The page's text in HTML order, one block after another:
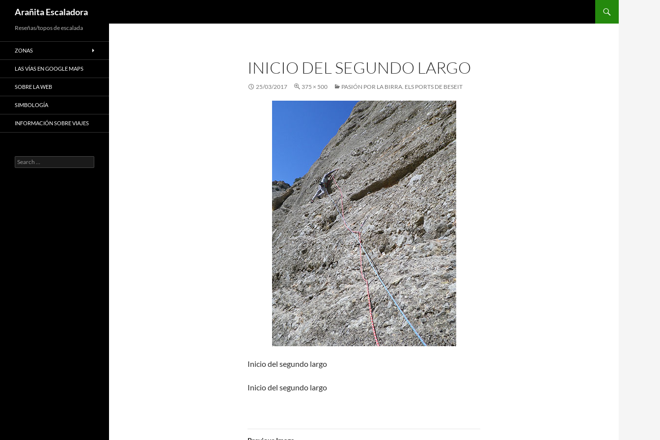
to
content
Arañita Escaladora
INICIO DEL SEGUNDO LARGO
25/03/2017 375 × 500 PASIÓN POR LA BIRRA. ELS PORTS DE BESEIT
Inicio del segundo largo
Inicio del segundo largo
Reseñas/topos de escalada
ZONAS
LAS VÍAS EN GOOGLE MAPS
SOBRE LA WEB
SIMBOLOGÍA
INFORMACIÓN SOBRE VIAJES
Search
for: